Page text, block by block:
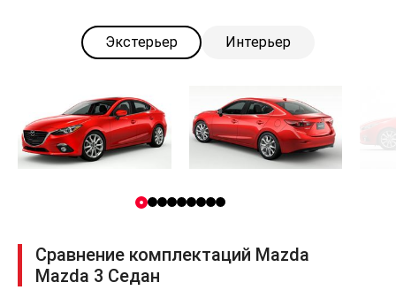
Экстерьер Интерьер
Сравнение комплектаций Mazda
Mazda 3 Седан